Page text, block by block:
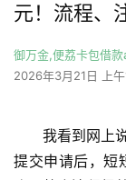
元！流程、
御万金,便荔卡包借
2026年3月21日 上
我看到网上
提交申请后，短